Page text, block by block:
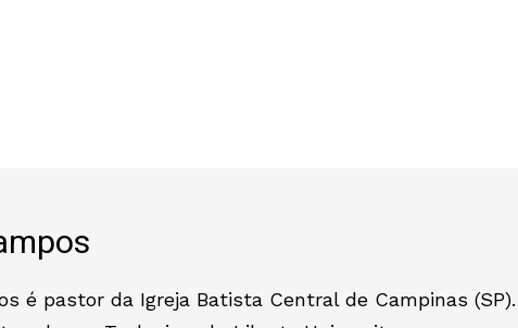
é pastor da Igreja Batista Central de Campinas